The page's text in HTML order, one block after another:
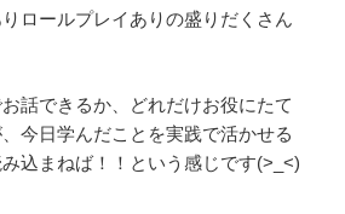
ロールプレイありの盛りだくさん
話できるか、どれだけお役にたて
今日学んだことを実践で活かせる
込まねば！！という感じです(>_<)